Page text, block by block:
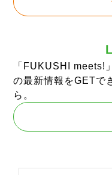
「FUKUSHI meets!
の最新情報をGETで
ら。